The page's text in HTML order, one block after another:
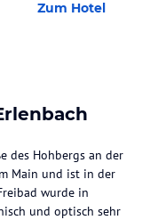
Zum Hotel
des Hohbergs an der
Main und ist in der
wurde in
und optisch sehr